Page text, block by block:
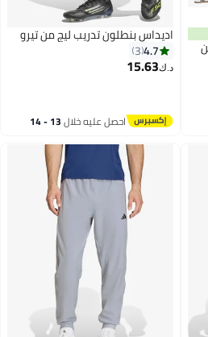
اديداس بنطلون تدريب ليج من تيرو
3
15.63
احصل عليه خلال 13 - 14